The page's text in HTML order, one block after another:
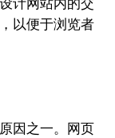
计网站内的交
以便于浏览者
之一。网页